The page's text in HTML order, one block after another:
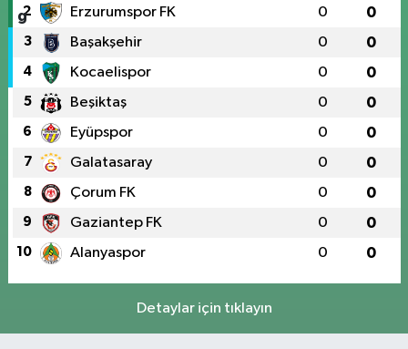
2 Erzurumspor FK 0 0
3 Başakşehir 0 0
4 Kocaelispor 0 0
5 Beşiktaş 0 0
6 Eyüpspor 0 0
7 Galatasaray 0 0
8 Çorum FK 0 0
9 Gaziantep FK 0 0
10 Alanyaspor 0 0
Detaylar için tıklayın